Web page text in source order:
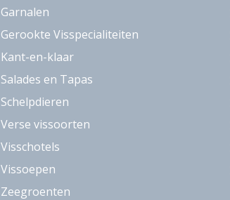
Garnalen
Gerookte Visspecialiteiten
Kant-en-klaar
Salades en Tapas
Schelpdieren
Verse vissoorten
Visschotels
Vissoepen
Zeegroenten